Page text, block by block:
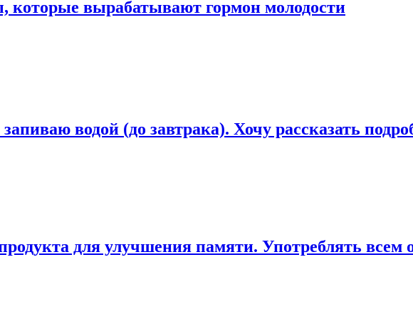
которые вырабатывают гормон молодости
водой (до завтрака). Хочу рассказать
для улучшения памяти. Употреблять всем